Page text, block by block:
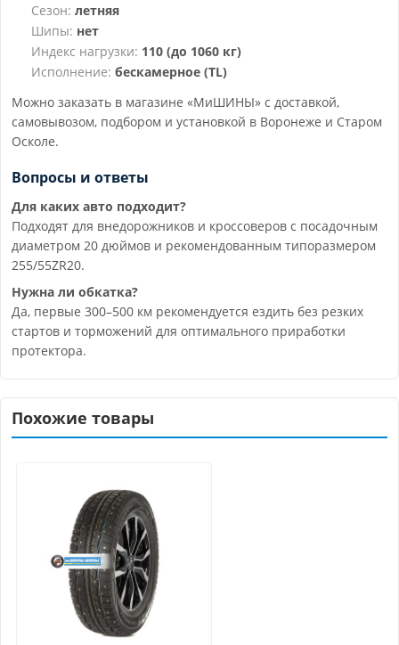
Сезон: летняя
Шипы: нет
Индекс нагрузки: 110 (до 1060 кг)
Исполнение: бескамерное (TL)
Можно заказать в магазине «МиШИНЫ» с доставкой,
самовывозом, подбором и установкой в Воронеже и Старом
Осколе.
Вопросы и ответы
Для каких авто подходит?
Подходят для внедорожников и кроссоверов с посадочным
диаметром 20 дюймов и рекомендованным типоразмером
255/55ZR20.
Нужна ли обкатка?
Да, первые 300–500 км рекомендуется ездить без резких
стартов и торможений для оптимального приработки
протектора.
Похожие товары